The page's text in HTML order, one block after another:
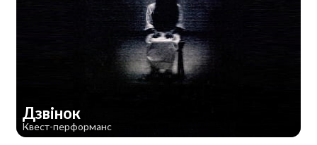
Дзвінок
Квест-перформанс